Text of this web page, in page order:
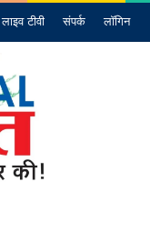
लाइव टीवी संपर्क लॉगिन